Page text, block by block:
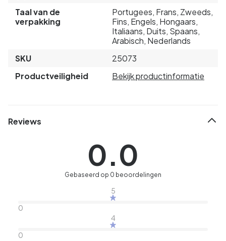
Taal van de
verpakking
Portugees, Frans, Zweeds,
Fins, Engels, Hongaars,
Italiaans, Duits, Spaans,
Arabisch, Nederlands
SKU
25073
Productveiligheid
Bekijk productinformatie
Reviews
0.0
Gebaseerd op 0 beoordelingen
5
0
4
0